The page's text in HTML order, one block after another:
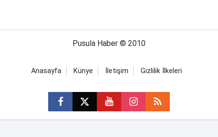
Pusula Haber © 2010
Anasayfa Künye İletişim Gizlilik İlkeleri